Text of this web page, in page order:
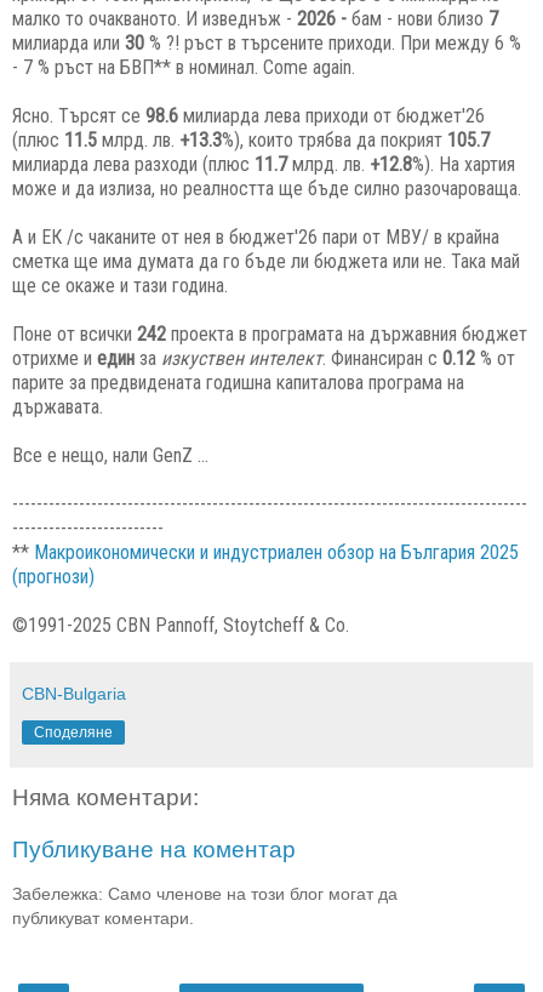
малко то очакваното. И изведнъж - 2026 - бам - нови близо 7
милиарда или 30 % ?! ръст в търсените приходи. При между 6 %
- 7 % ръст на БВП** в номинал. Come again.
Ясно. Търсят се 98.6 милиарда лева приходи от бюджет'26
(плюс 11.5 млрд. лв. +13.3%), които трябва да покрият 105.7
милиарда лева разходи (плюс 11.7млрд. лв. +12.8%). На хартия
може и да излиза, но реалността ще бъде силно разочароваща.
А и ЕК /с чаканите от нея в бюджет'26 пари от МВУ/ в крайна
сметка ще има думата да го бъде ли бюджета или не. Така май
ще се окаже и тази година.
Поне от всички 242 проекта в програмата на държавния бюджет
отрихме и един за изкуствен интелект. Финансиран с 0.12 % от
парите за предвидената годишна капиталова програма на
държавата.
Все е нещо, нали GenZ ...
-------------------------------------------------------------------------------------
-------------------------
** Макроикономически и индустриален обзор на България 2025
(прогнози)
©1991-2025 CBN Pannoff, Stoytcheff & Co.
CBN-Bulgaria
Споделяне
Няма коментари:
Публикуване на коментар
Забележка: Само членове на този блог могат да
публикуват коментари.